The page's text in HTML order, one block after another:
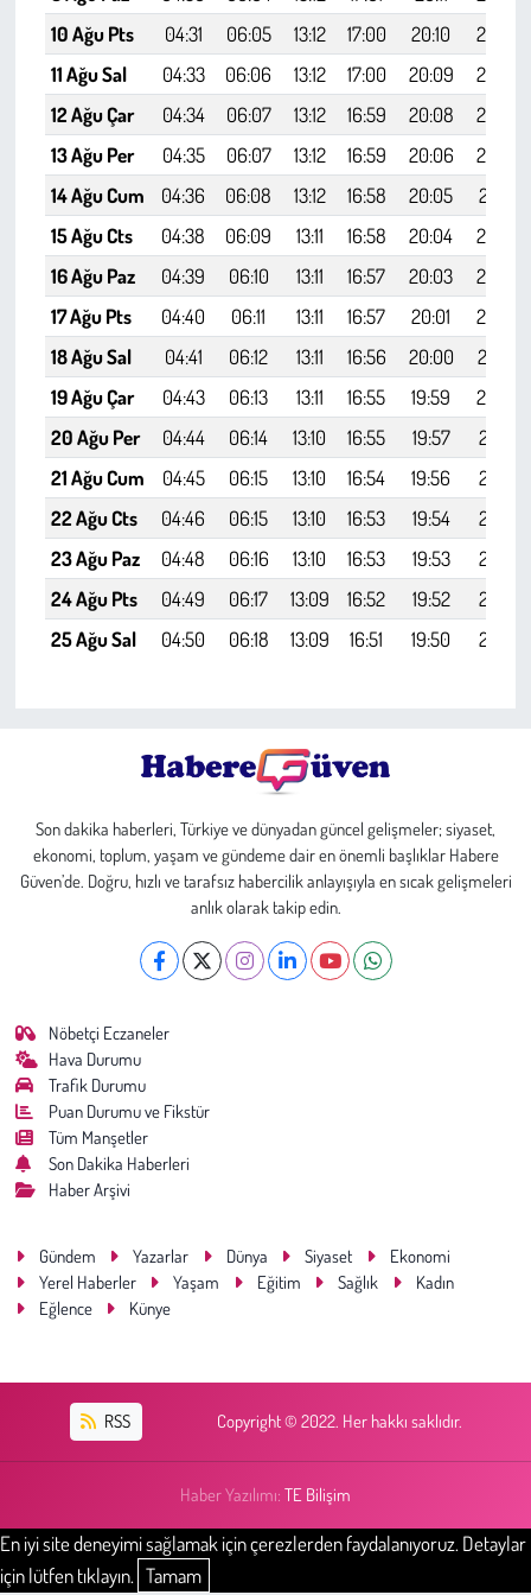
10 Ağu Pts
04:31 06:05 13:12 17:00 20:10
21:37
11 Ağu Sal
04:33 06:06 13:12 17:00 20:09
21:36
12 Ağu Çar
04:34 06:07 13:12 16:59 20:08
21:34
13 Ağu Per
04:35 06:07 13:12 16:59 20:06
21:32
14 Ağu Cum
04:36 06:08 13:12 16:58 20:05
21:31
15 Ağu Cts
04:38 06:09 13:11 16:58 20:04
21:29
16 Ağu Paz
04:39 06:10 13:11 16:57 20:03
21:27
17 Ağu Pts
04:40 06:11 13:11 16:57 20:01
21:26
18 Ağu Sal
04:41 06:12 13:11 16:56 20:00
21:24
19 Ağu Çar
04:43 06:13 13:11 16:55 19:59
21:22
20 Ağu Per
04:44 06:14 13:10 16:55 19:57
21:21
21 Ağu Cum
04:45 06:15 13:10 16:54 19:56
21:19
22 Ağu Cts
04:46 06:15 13:10 16:53 19:54
21:17
23 Ağu Paz
04:48 06:16 13:10 16:53 19:53
21:16
24 Ağu Pts
04:49 06:17 13:09 16:52 19:52
21:14
25 Ağu Sal
04:50 06:18 13:09 16:51 19:50 21:12
Son dakika haberleri, Türkiye ve dünyadan güncel gelişmeler; siyaset,
ekonomi, toplum, yaşam ve gündeme dair en önemli başlıklar Habere
Güven’de. Doğru, hızlı ve tarafsız habercilik anlayışıyla en sıcak gelişmeleri
anlık olarak takip edin.
Nöbetçi Eczaneler
Hava Durumu
Trafik Durumu
Puan Durumu ve Fikstür
Tüm Manşetler
Son Dakika Haberleri
Haber Arşivi
Gündem Yazarlar Dünya Siyaset
Ekonomi
Yerel Haberler
Yaşam Eğitim Sağlık
Kadın
Eğlence
Künye
RSS Copyright © 2022. Her hakkı saklıdır.
Haber Yazılımı: TE Bilişim
En iyi site deneyimi sağlamak için çerezlerden faydalanıyoruz. Detaylar
için lütfen tıklayın. Tamam